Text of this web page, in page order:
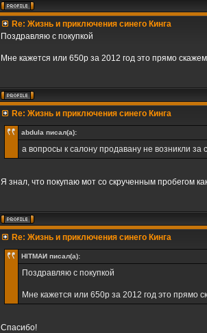
Re: Жизнь и приключения синего Кинга
Поздравляю с покупкой
Мне кажется или 650р за 2012 год это прямо
Re: Жизнь и приключения синего Кинга
abdula писал(а):
а вопросы к салону продавану не возникли за
Я знал, что покупаю мот со скрученным пробегом
Re: Жизнь и приключения синего Кинга
HITMAИ писал(а):
Поздравляю с покупкой
Мне кажется или 650р за 2012 год это прямо
Спасибо!